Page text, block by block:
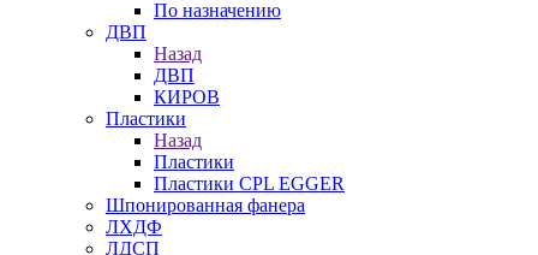
По назначению
ДВП
Назад
ДВП
КИРОВ
Пластики
Назад
Пластики
Пластики CPL EGGER
Шпонированная фанера
ЛХДФ
ЛДСП